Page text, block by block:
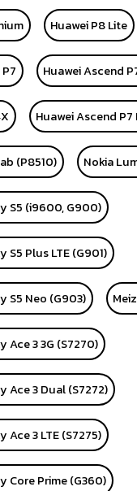
Huawei P8 Lite
Huawei Ascend
Huawei Ascend P7
(P8510) Nokia
S5 (i9600, G900)
S5 Plus LTE (G901)
S5 Neo (G903)
Ace 3 3G (S7270)
Ace 3 Dual (S7272)
Ace 3 LTE (S7275)
Core Prime (G360)